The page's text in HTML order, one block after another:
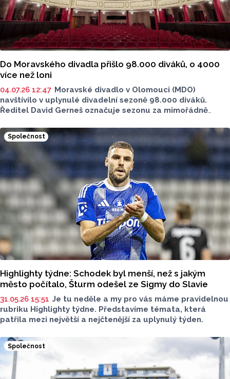
Do Moravského divadla přišlo 98.000 diváků, o 4000
více než loni
04.07.26 12:47 Moravské divadlo v Olomouci (MDO)
navštívilo v uplynulé divadelní sezoně 98.000 diváků.
Ředitel David Gerneš označuje sezonu za mimořádně
Mezi nejúspěšnější tituly patřil muzikál Evita, balet Romeo
a Julie nebo činohra Sluha dvou pánů. Průměrná
návštěvnost za celou sezonu byla 80 procent, sdělila dnes
ČTK mluvčí divadla Vlasta Pechová. MDO ukončilo sezonu
na konci června festivalem Moravské divadelní léto.
Společnost
Highlighty týdne: Schodek byl menší, než s jakým
město počítalo, Šturm odešel ze Sigmy do Slavie
31.05.26 15:51 Je tu neděle a my pro vás máme pravidelnou
rubriku Highlighty týdne. Představíme témata, která
patřila mezi největší a nejčtenější za uplynulý týden.
Společnost